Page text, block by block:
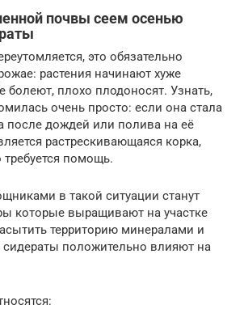
почвы сеем осенью
это обязательно
растения начинают хуже
болеют, плохо плодоносят. Узнать,
очень просто: если она стала
после дождей или полива на её
растрескивающаяся корка,
требуется помощь.
в такой ситуации станут
которые выращивают на участке
территорию минералами и
сидераты положительно влияют на